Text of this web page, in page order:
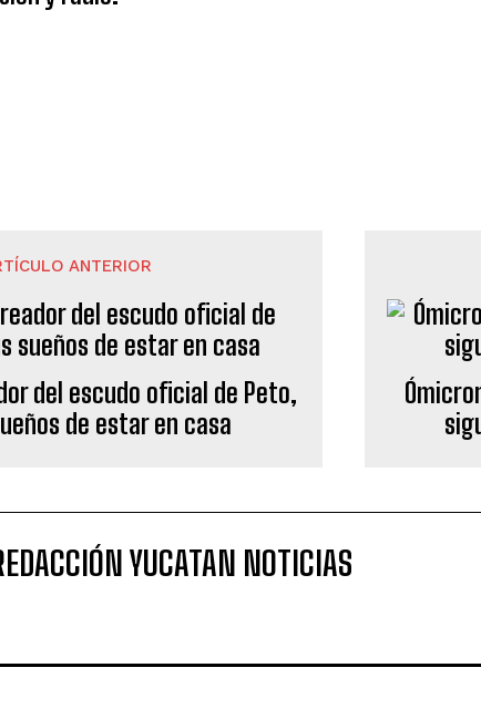
ANTERIOR
del escudo oficial de Peto,
de estar en casa
YUCATAN NOTICIAS